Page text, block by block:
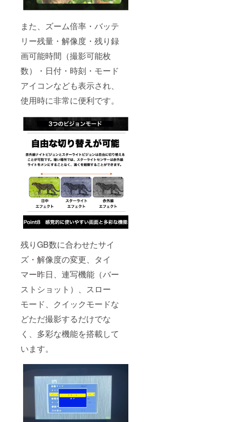
また、ズーム倍率・バッテ
リー残量・解像度・残り録
画可能時間（撮影可能枚
数）・日付・時刻・モード
アイコンなども表示され、
使用時に非常に便利です。
残りGB数に合わせたサイ
ズ・解像度の変更、タイ
マー昨日、連写機能（バー
ストショット）、スロー
モード、クイックモードな
どただ撮影するだけでな
く、多彩な機能を搭載して
います。